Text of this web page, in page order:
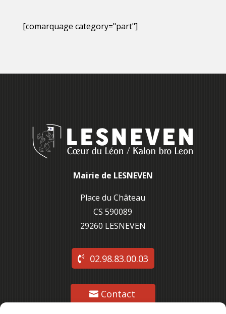
[comarquage category="part"]
Mairie de LESNEVEN
Place du Château
CS 590089
29260 LESNEVEN
02.98.83.00.03
Contact